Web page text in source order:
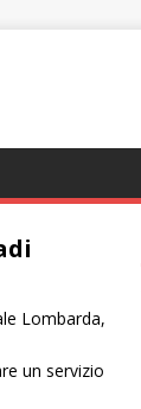
Lombarda,
un servizio